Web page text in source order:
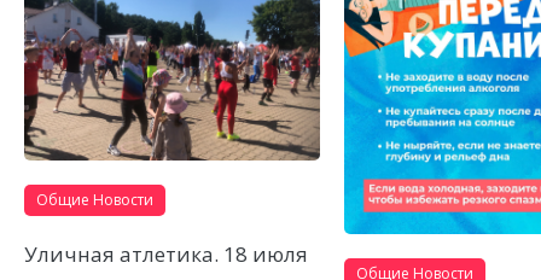
Общие Новости
Уличная атлетика. 18 июля
Общие Новости